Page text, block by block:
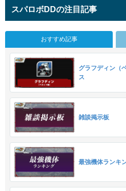
スパロボDDの注目記事
おすすめ記事
グラフディン（
ス
雑談掲示板
最強機体ランキ